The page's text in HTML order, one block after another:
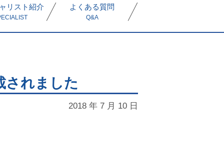
リスト紹介 よくある質問
Q&A
されました
2018 年 7 月 10 日